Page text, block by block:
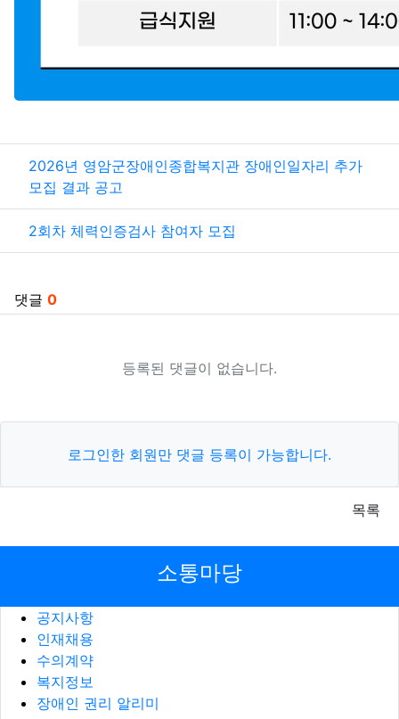
관련자료
2026년 영암군장애인종합복지관 장애인일자리 추가
모집 결과 공고
2회차 체력인증검사 참여자 모집
댓글 0
등록된 댓글이 없습니다.
로그인한 회원만 댓글 등록이 가능합니다.
목록
소통마당
공지사항
인재채용
수의계약
복지정보
장애인 권리 알리미